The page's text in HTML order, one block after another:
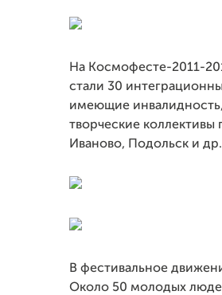
На Космофесте-2011-
стали 30
имеющие инвалидность,
творческие коллективы
Иваново, Подольск и др.
В фестивальное
Около 50 молодых